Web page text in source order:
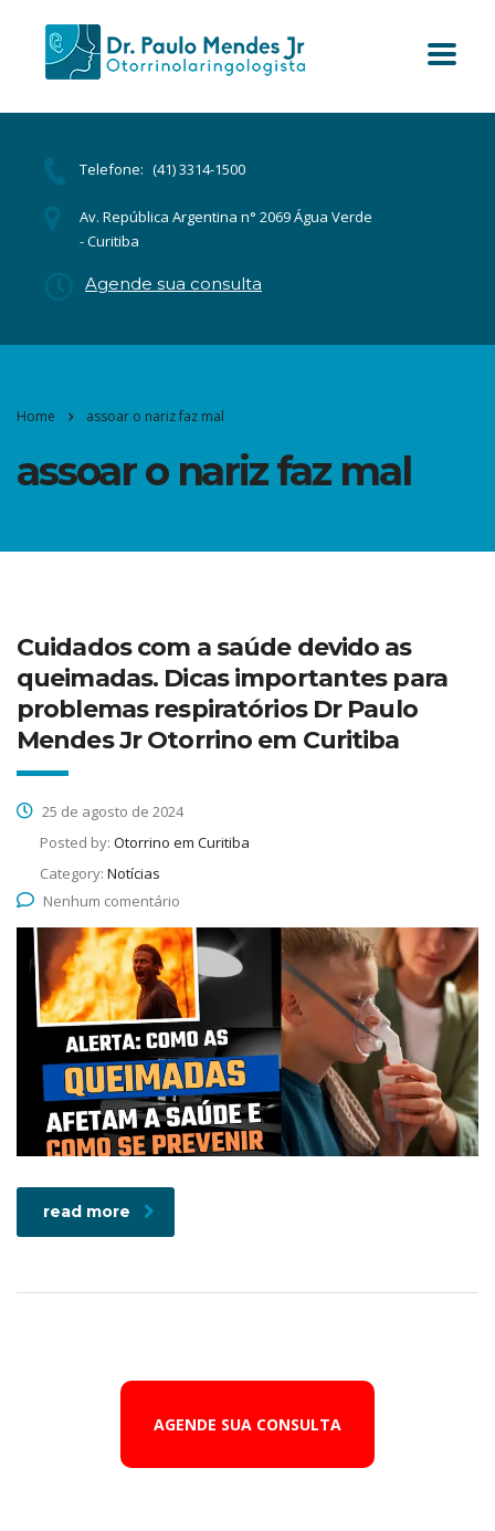
Telefone: (41) 3314-1500
Av. República Argentina n° 2069 Água Verde
- Curitiba
Agende sua consulta
Home assoar o nariz faz mal
assoar o nariz faz mal
Cuidados com a saúde devido as
queimadas. Dicas importantes para
problemas respiratórios Dr Paulo
Mendes Jr Otorrino em Curitiba
25 de agosto de 2024
Posted by: Otorrino em Curitiba
Category: Notícias
Nenhum comentário
read more
AGENDE SUA CONSULTA